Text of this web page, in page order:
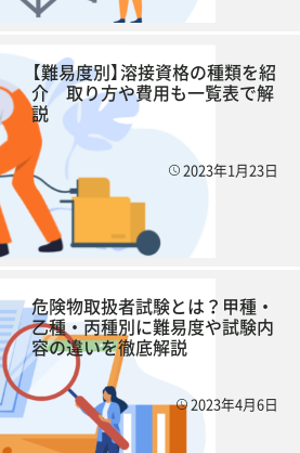
【難易度別】溶接資格の種類を紹
介 取り方や費用も一覧表で解
説
2023年1月23日
危険物取扱者試験とは？甲種・
乙種・丙種別に難易度や試験内
容の違いを徹底解説
2023年4月6日